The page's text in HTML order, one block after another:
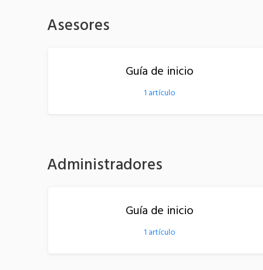
Asesores
Guía de inicio
1 artículo
Administradores
Guía de inicio
1 artículo